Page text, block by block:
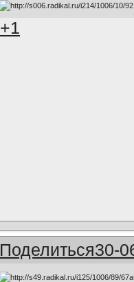
+1
Поделиться30-